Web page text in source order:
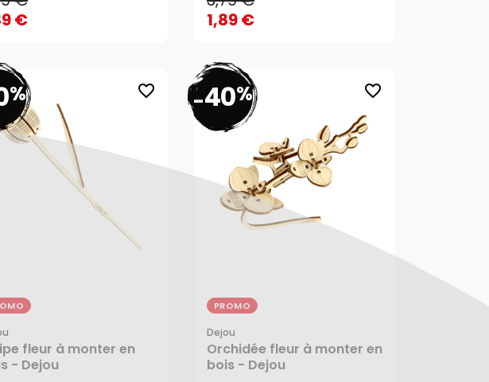
€
1,89 €
favorite_border
%
fleur à monter en
- Dejou
€
€
favorite_border
-40%
PROMO
Dejou
Orchidée fleur à monter en
bois - Dejou
19,95 €
11,97 €